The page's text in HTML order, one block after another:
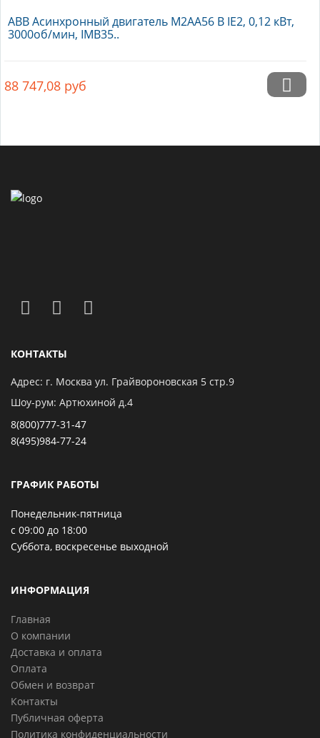
ABB Асинхронный двигатель M2AA56 B IE2, 0,12 кВт,
3000об/мин, IMB35..
88 747,08 руб
КОНТАКТЫ
Адрес: г. Москва ул. Грайвороновская 5 стр.9
Шоу-рум: Артюхиной д.4
8(800)777-31-47
8(495)984-77-24
ГРАФИК РАБОТЫ
Понедельник-пятница
с 09:00 до 18:00
Суббота, воскресенье выходной
ИНФОРМАЦИЯ
Главная
О компании
Доставка и оплата
Оплата
Обмен и возврат
Контакты
Публичная оферта
Политика конфиденциальности